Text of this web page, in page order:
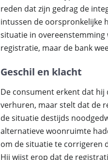
reden dat zijn gedrag de
intussen de oorspronkelijke
situatie in overeenstemming
registratie, maar de bank
Geschil en klacht
De consument erkent dat
verhuren, maar stelt dat de
de situatie destijds
alternatieve woonruimte
om de situatie te corrigeren
Hij wijst erop dat de